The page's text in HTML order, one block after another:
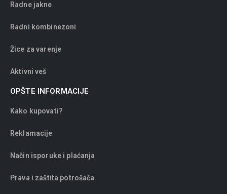
Radne jakne
Radni kombinezoni
Žice za varenje
Aktivni veš
OPŠTE INFORMACIJE
Kako kupovati?
Reklamacije
Način isporuke i plaćanja
Prava i zaštita potrošača